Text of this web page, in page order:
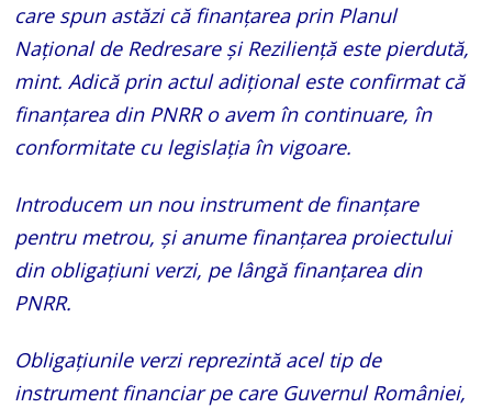
care spun astăzi că finanțarea prin Planul
Național de Redresare și Reziliență este pierdută,
mint. Adică prin actul adițional este confirmat că
finanțarea din PNRR o avem în continuare, în
conformitate cu legislația în vigoare.
Introducem un nou instrument de finanțare
pentru metrou, și anume finanțarea proiectului
din obligațiuni verzi, pe lângă finanțarea din
PNRR.
Obligațiunile verzi reprezintă acel tip de
instrument financiar pe care Guvernul României,